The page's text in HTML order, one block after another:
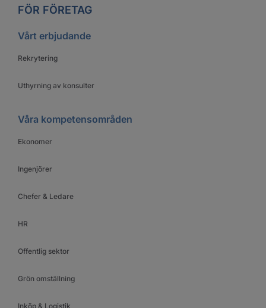
FÖR FÖRETAG
Vårt erbjudande
Rekrytering
Uthyrning av konsulter
Våra kompetensområden
Ekonomer
Ingenjörer
Chefer & Ledare
HR
Offentlig sektor
Grön omställning
Inköp & Logistik